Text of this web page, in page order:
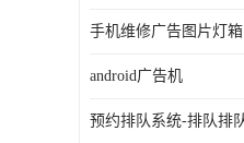
手机维修广告图片灯箱
android广告机